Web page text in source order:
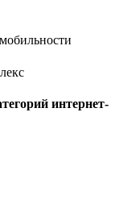
интернет-